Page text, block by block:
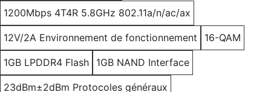
1200Mbps 4T4R 5.8GHz 802.11a/n/ac/ax
12V/2A Environnement de fonctionnement 16-QAM
1GB LPDDR4 Flash 1GB NAND Interface
23dBm±2dBm Protocoles généraux